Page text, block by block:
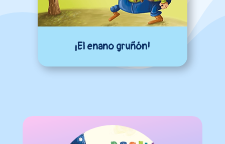
¡El enano gruñón!